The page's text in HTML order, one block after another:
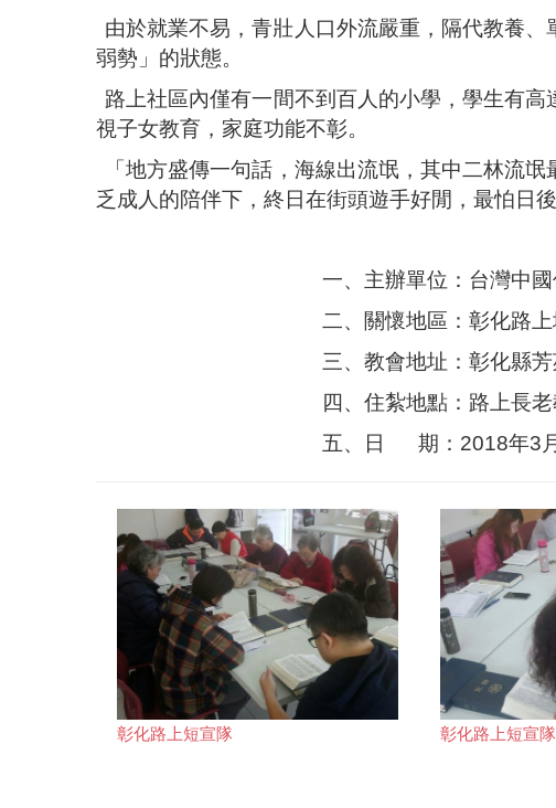
由於就業不易，青壯人口外流嚴重，隔代教養
弱勢」的狀態。
路上社區內僅有一間不到百人的小學，學生有
視子女教育，家庭功能不彰。
「地方盛傳一句話，海線出流氓，其中二林流
乏成人的陪伴下，終日在街頭遊手好閒，最怕日
一、主辦單位：台灣中國信徒佈
二、關懷地區：彰化路上
三、教會地址：彰化縣芳苑鄉福
四、住紮地點：路上長老
五、日 期：2018年3月21日
彰化路上短宣隊 彰化路上短宣隊